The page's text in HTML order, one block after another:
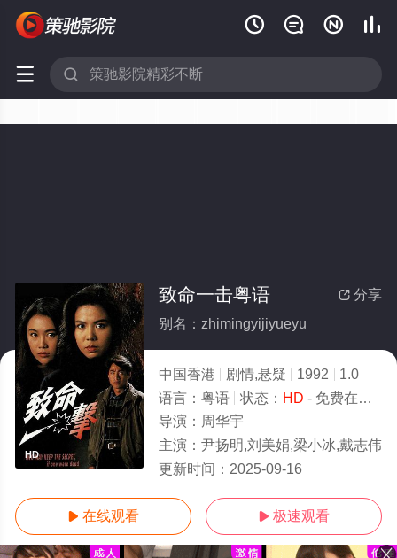
   
 
HD
 分享
致命一击粤语
别名：zhimingyijiyueyu
中国香港 剧情,悬疑 1992
1.0
语言： 粤语 状态： HD - 免费在线观看
导演： 周华宇
主演： 尹扬明,刘美娟,梁小冰,戴志伟
更新时间： 2025-09-16
 在线观看  极速观看